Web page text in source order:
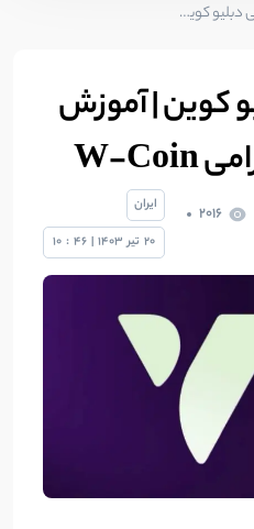
بازی کلیکی دبلیو کوین | آموزش 0 تا 100 بازی تلگرامی W-Coin
کوین | آموزش
2016
ایران
20 تیر 1403
|
46
:
10